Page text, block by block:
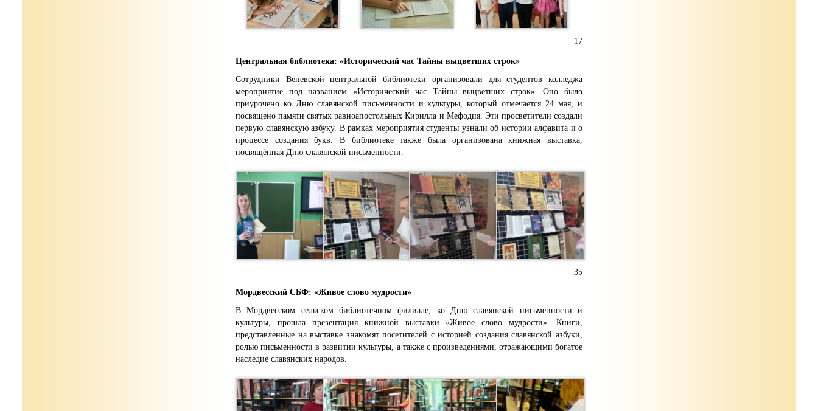
17
Центральная библиотека: «Исторический час Тайны выцветших строк»
Сотрудники Веневской центральной библиотеки организовали для студентов колледжа
мероприятие под названием «Исторический час Тайны выцветших строк». Оно было
приурочено ко Дню славянской письменности и культуры, который отмечается 24 мая, и
посвящено памяти святых равноапостольных Кирилла и Мефодия. Эти просветители создали
первую славянскую азбуку. В рамках мероприятия студенты узнали об истории алфавита и о
процессе создания букв. В библиотеке также была организована книжная выставка,
посвящённая Дню славянской письменности.
35
Мордвесский СБФ: «Живое слово мудрости»
В Мордвесском сельском библиотечном филиале, ко Дню славянской письменности и
культуры, прошла презентация книжной выставки «Живое слово мудрости». Книги,
представленные на выставке знакомят посетителей с историей создания славянской азбуки,
ролью письменности в развитии культуры, а также с произведениями, отражающими богатое
наследие славянских народов.